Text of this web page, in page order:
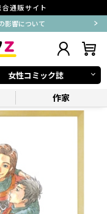
通販サイト
影響について
女性コミック誌
作家